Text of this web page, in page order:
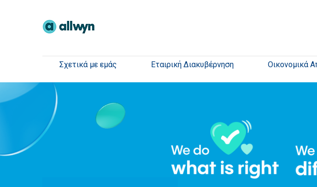
Σχετικά με εμάς Εταιρική Διακυβέρνηση Οικονομικά